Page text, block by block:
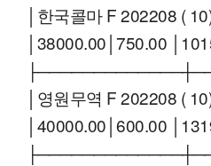
│한국콜마 F 202208 (
│38000.00│750.00
│영원무역 F 202208 (
│40000.00│600.00